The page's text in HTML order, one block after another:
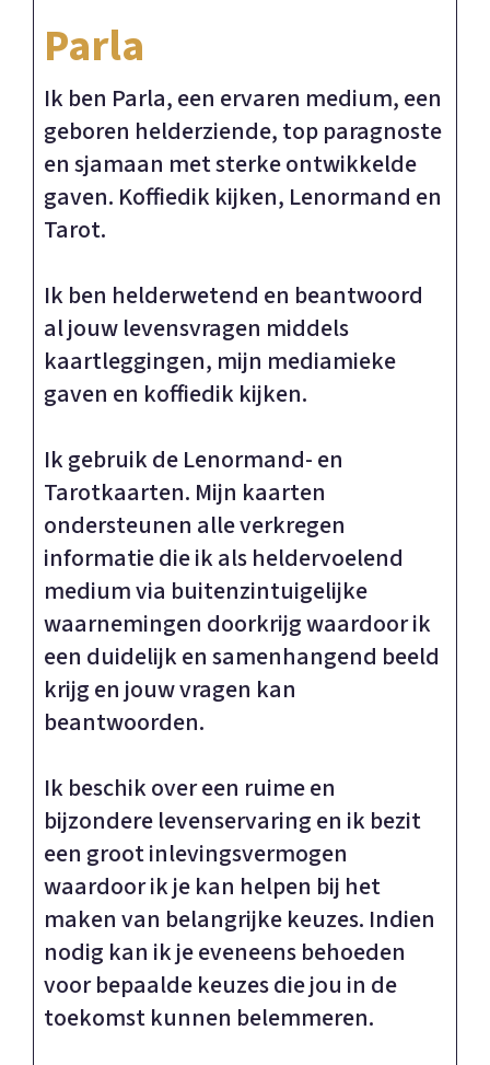
Parla
Ik ben Parla, een ervaren medium, een
geboren helderziende, top paragnoste
en sjamaan met sterke ontwikkelde
gaven. Koffiedik kijken, Lenormand en
Tarot.
Ik ben helderwetend en beantwoord
al jouw levensvragen middels
kaartleggingen, mijn mediamieke
gaven en koffiedik kijken.
Ik gebruik de Lenormand- en
Tarotkaarten. Mijn kaarten
ondersteunen alle verkregen
informatie die ik als heldervoelend
medium via buitenzintuigelijke
waarnemingen doorkrijg waardoor ik
een duidelijk en samenhangend beeld
krijg en jouw vragen kan
beantwoorden.
Ik beschik over een ruime en
bijzondere levenservaring en ik bezit
een groot inlevingsvermogen
waardoor ik je kan helpen bij het
maken van belangrijke keuzes. Indien
nodig kan ik je eveneens behoeden
voor bepaalde keuzes die jou in de
toekomst kunnen belemmeren.